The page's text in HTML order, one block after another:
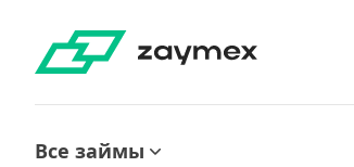
Все займы